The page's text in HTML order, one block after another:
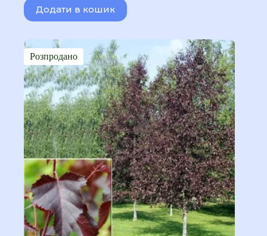
1000,00 ₴.
800,00 ₴.
Додати в кошик
Розпродано